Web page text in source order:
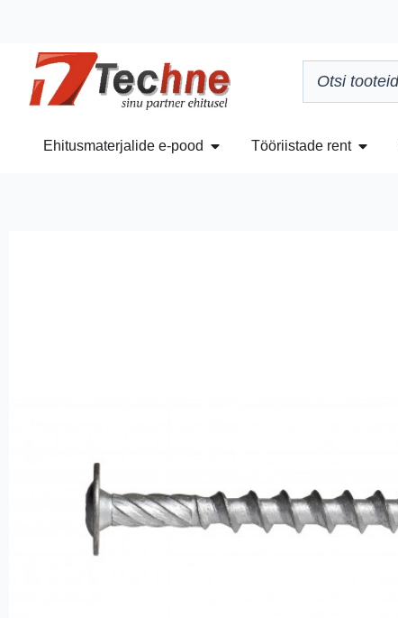
Ehitusmaterjalide e-pood Tööriistade rent